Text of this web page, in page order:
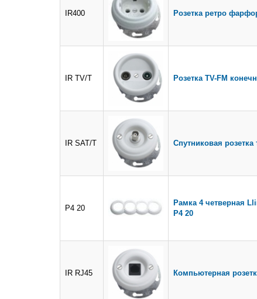
IR400 Розетка ретро
IR TV/T Розетка TV-FM
IR SAT/T Спутниковая
Р4 20
Рамка 4 четверная
Р4 20
IR RJ45 Компьютерная